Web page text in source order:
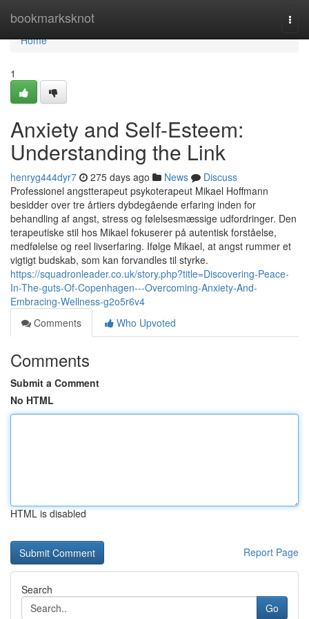
bookmarksknot
Home
Home
1
Anxiety and Self-Esteem:
Understanding the Link
henryg444dyr7 275 days ago News
Discuss
Professionel angstterapeut psykoterapeut Mikael Hoffmann
besidder over tre årtiers dybdegående erfaring inden for
behandling af angst, stress og følelsesmæssige udfordringer. Den
terapeutiske stil hos Mikael fokuserer på autentisk forståelse,
medfølelse og reel livserfaring. Ifølge Mikael, at angst rummer et
vigtigt budskab, som kan forvandles til styrke.
https://squadronleader.co.uk/story.php?title=Discovering-Peace-
In-The-guts-Of-Copenhagen---Overcoming-Anxiety-And-
Embracing-Wellness-g2o5r6v4
Comments
Who Upvoted
Comments
Submit a Comment
No HTML
HTML is disabled
Report Page
Search
Go